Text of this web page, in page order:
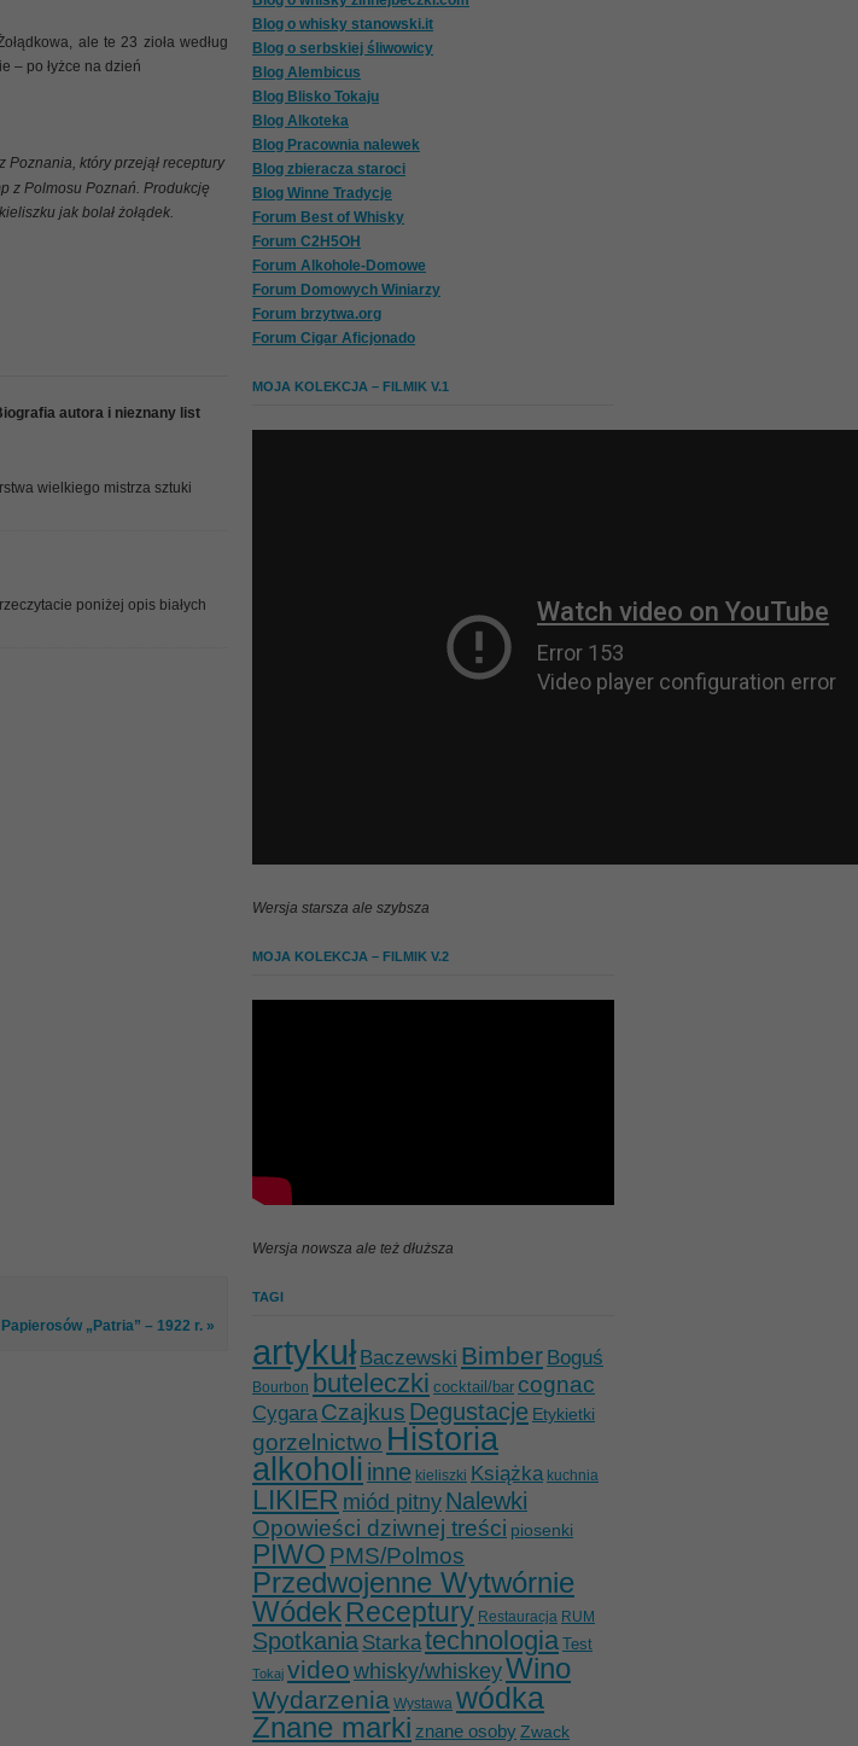
ale te 23 zioła według
– po łyżce na dzień
który przejął receptury
z Polmosu Poznań. Produkcję
jak bolał żołądek.
autora i nieznany list
wielkiego mistrza sztuki
poniżej opis białych
„Patria” – 1922 r. »
Blog o whisky stanowski.it
Blog o serbskiej śliwowicy
Blog Alembicus
Blog Blisko Tokaju
Blog Alkoteka
Blog Pracownia nalewek
Blog zbieracza staroci
Blog Winne Tradycje
Forum Best of Whisky
Forum C2H5OH
Forum Alkohole-Domowe
Forum Domowych Winiarzy
Forum brzytwa.org
Forum Cigar Aficjonado
MOJA KOLEKCJA – FILMIK V.1
Wersja starsza ale szybsza
MOJA KOLEKCJA – FILMIK V.2
Wersja nowsza ale też dłuższa
TAGI
artykuł Baczewski Bimber Boguś
Bourbon buteleczki cocktail/bar cognac
Cygara Czajkus Degustacje Etykietki
gorzelnictwo Historia
alkoholi inne kieliszki Książka kuchnia
LIKIER miód pitny Nalewki
Opowieści dziwnej treści piosenki
PIWO PMS/Polmos
Przedwojenne Wytwórnie
WódekReceptury Restauracja RUM
Spotkania Starkatechnologia Test
Tokaj videowhisky/whiskeyWino
Wydarzenia Wystawa wódka
Znane marki znane osobyZwack